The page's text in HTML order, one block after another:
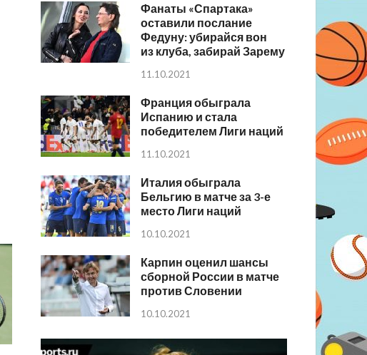
Фанаты «Спартака»
оставили послание
Федуну: убирайся вон
из клуба, забирай Зарему
11.10.2021
Франция обыграла
Испанию и стала
победителем Лиги наций
11.10.2021
Италия обыграла
Бельгию в матче за 3-е
место Лиги наций
10.10.2021
Карпин оценил шансы
сборной России в матче
против Словении
10.10.2021